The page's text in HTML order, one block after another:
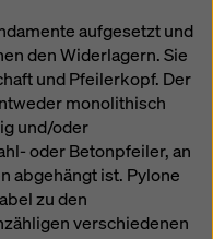
aufgesetzt und
den Widerlagern. Sie
und Pfeilerkopf. Der
monolithisch
und/oder
oder Betonpfeiler, an
abgehängt ist. Pylone
zu den
verschiedenen
zur Verfügung
"Ablehnen" klicken
indem Sie
dieser Website
Checkboxen
jederzeit
widerrufen,
am Ende